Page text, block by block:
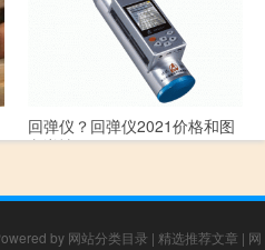
回弹仪？回弹仪2021价格和图
文详情
by 网站分类目录 | 精选推荐文章 | 网